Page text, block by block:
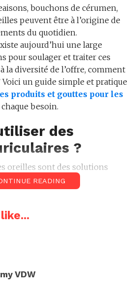
bouchons de cérumen,
peuvent être à l’origine de
du quotidien.
aujourd’hui une large
pour soulager et traiter ces
la diversité de l’offre, comment
un guide simple et pratique
produits et gouttes pour les
chaque besoin.
des
?
oreilles sont des solutions
pour :
les infections (otites)
READING
VDW